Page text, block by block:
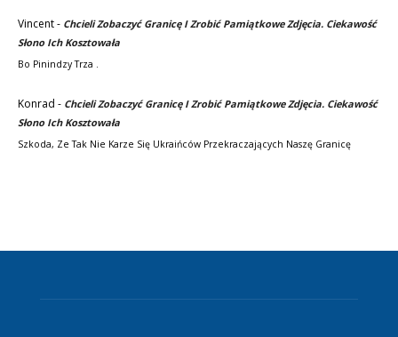
Vincent- Chcieli Zobaczyć Granicę I Zrobić Pamiątkowe Zdjęcia. Ciekawość
Słono Ich Kosztowała
Bo Pinindzy Trza .
Konrad - Chcieli Zobaczyć Granicę I Zrobić Pamiątkowe Zdjęcia. Ciekawość
Słono Ich Kosztowała
Szkoda, Ze Tak Nie Karze Się Ukraińców Przekraczających Naszę Granicę